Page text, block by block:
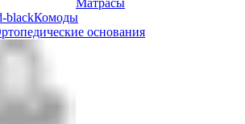
Матрасы
Комоды
основания